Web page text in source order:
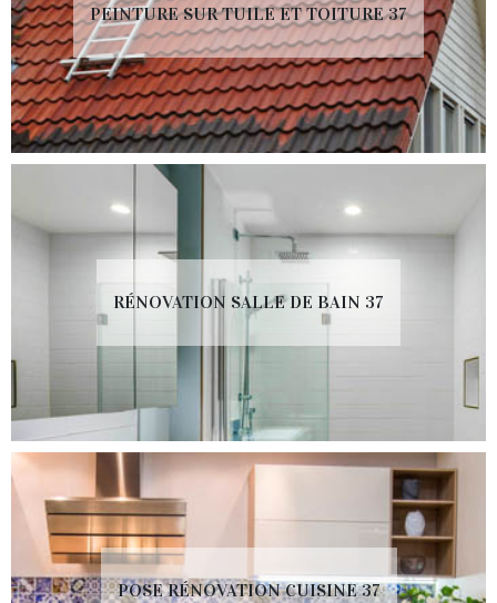
PEINTURE SUR TUILE ET TOITURE 37
RÉNOVATION SALLE DE BAIN 37
POSE RÉNOVATION CUISINE 37